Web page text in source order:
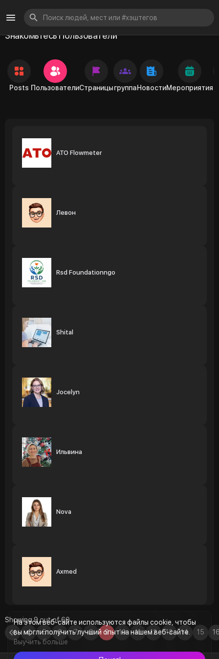
На этом веб-сайте используются файлы cookie, чтобы
вы могли получить лучший опыт на нашем веб-сайте.
Выучить больше
Знакомьтесь Пользователи
Posts ПользователиСтраницыгруппаНовостиМероприятия
ATO Flowmeter
Левон
Rsd Foundationngo
Shital
Jocelyn
Ильвина
Nova
Axmed
Showing 9 out of 60
5
6 7 8 9 10 11 12 13 14 15